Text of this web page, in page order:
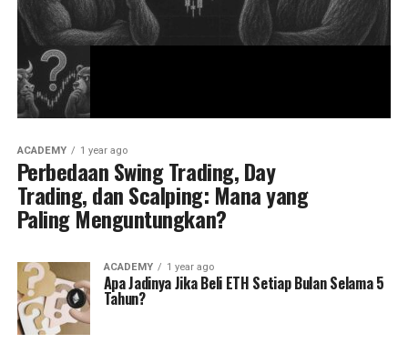
ACADEMY 1 year ago
Perbedaan Swing Trading, Day
Trading, dan Scalping: Mana yang
Paling Menguntungkan?
ACADEMY 1 year ago
Apa Jadinya Jika Beli ETH Setiap Bulan Selama 5
Tahun?